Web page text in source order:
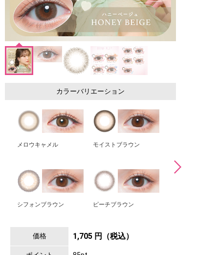
カラーバリエーション
メロウキャメル モイストブラウン
シフォンブラウン ピーチブラウン
価格 1,705 円（税込）